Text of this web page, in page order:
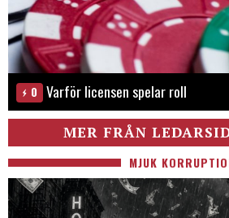
0 Varför licensen spelar roll
MER FRÅN
MJUK